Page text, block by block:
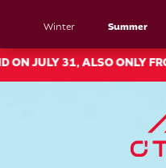
Winter Summer
FROM 11:00 AM. +++